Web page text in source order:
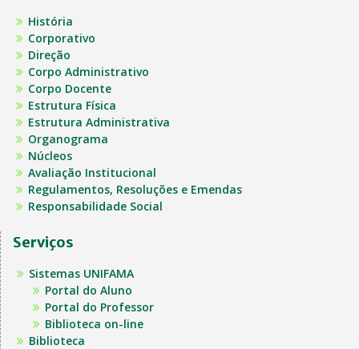
História
Corporativo
Direção
Corpo Administrativo
Corpo Docente
Estrutura Física
Estrutura Administrativa
Organograma
Núcleos
Avaliação Institucional
Regulamentos, Resoluções e Emendas
Responsabilidade Social
Serviços
Sistemas UNIFAMA
Portal do Aluno
Portal do Professor
Biblioteca on-line
Biblioteca